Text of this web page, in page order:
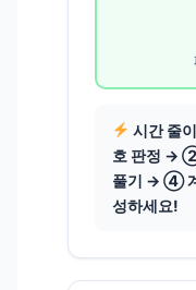
시간 줄
호 판정 →
풀기 → ④
성하세요!